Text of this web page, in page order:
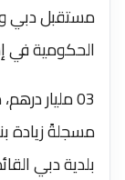
مستقبل دبي
الحكومية في
بلدية دبي